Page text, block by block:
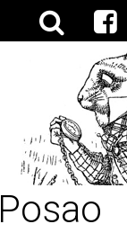
Posao